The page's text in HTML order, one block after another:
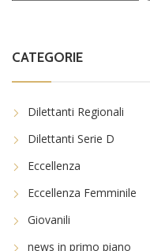
CATEGORIE
Dilettanti Regionali
Dilettanti Serie D
Eccellenza
Eccellenza Femminile
Giovanili
news in primo piano